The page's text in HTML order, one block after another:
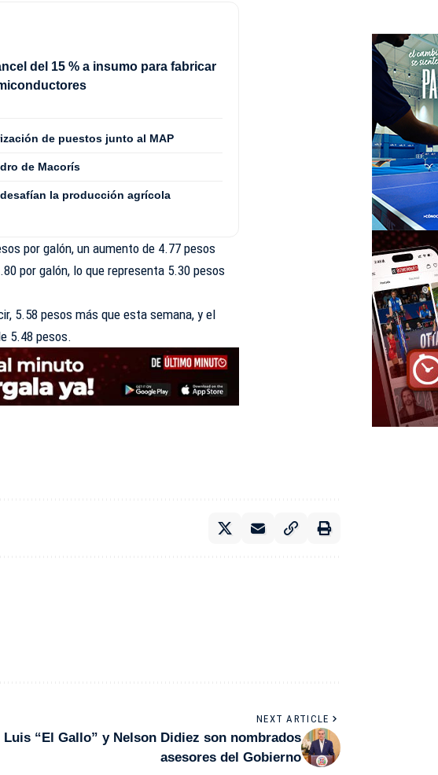
del 15 % a insumo para fabricar
de puestos junto al MAP
de Macorís
la producción agrícola
por galón, un aumento de 4.77 pesos
por galón, lo que representa 5.30 pesos
5.58 pesos más que esta semana, y el
5.48 pesos.
NEXT ARTICLE
Luis “El Gallo” y Nelson Didiez son nombrados
asesores del Gobierno